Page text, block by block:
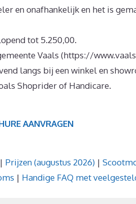
en onafhankelijk en het is
tot 5.250,00.
Vaals (https://
langs bij een winkel en
Shoprider of Handicare.
AANVRAGEN
| Prijzen (augustus 2026) |
| Handige FAQ met